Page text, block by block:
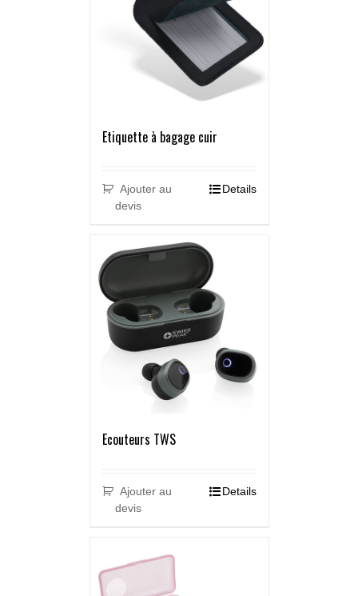
Etiquette à bagage cuir
Ajouter au
devis
Details
Ecouteurs TWS
Ajouter au
devis
Details